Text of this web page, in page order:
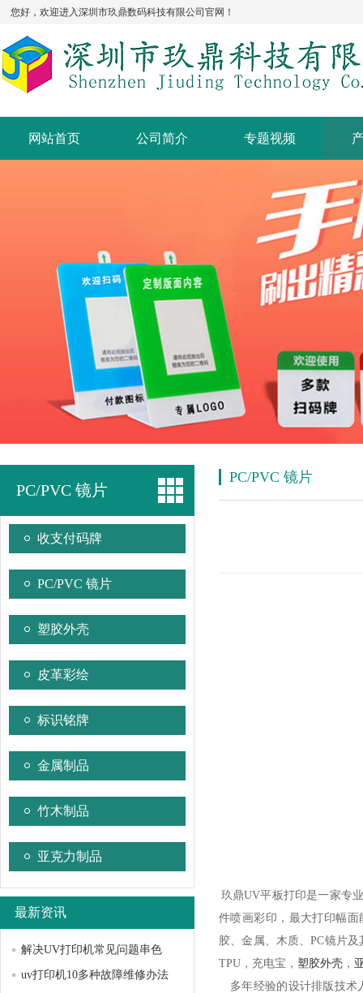
您好，欢迎进入深圳市玖鼎数码科技有限公司官网！
网站首页 公司简介 专题视频
PC/PVC 镜片
收支付码牌
PC/PVC 镜片
塑胶外壳
皮革彩绘
标识铭牌
金属制品
竹木制品
亚克力制品
最新资讯
解决UV打印机常见问题串色
uv打印机10多种故障维修办法
PC/PVC 镜片
玖鼎UV平板打印是一家专
件喷画彩印，最大打印幅面
胶、金属、木质、PC镜片
TPU，充电宝， 塑胶外壳 ，
多年经验的设计排版技术